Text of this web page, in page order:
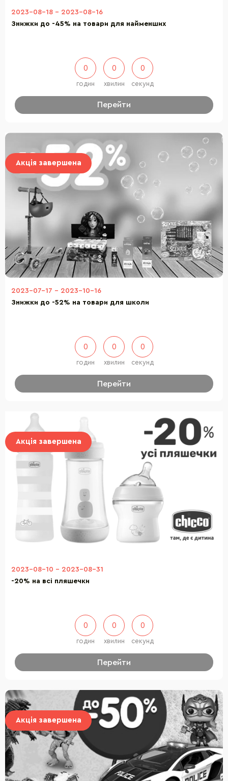
2023-08-18 - 2023-08-16
Знижки до -45% на товари для найменших
0
годин
0
хвилин
0
секунд
Перейти
Акція завершена
2023-07-17 - 2023-10-16
Знижки до -52% на товари для школи
0
годин
0
хвилин
0
секунд
Перейти
Акція завершена
2023-08-10 - 2023-08-31
-20% на всі пляшечки
0
годин
0
хвилин
0
секунд
Перейти
Акція завершена